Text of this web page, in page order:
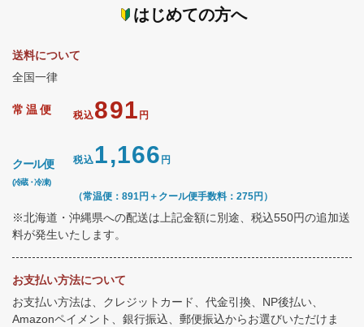
はじめての方へ
送料について
全国一律
常温便 税込891 円
クール便
(冷蔵・冷凍)
税込1,166 円
（常温便：891円＋クール便手数料：275円）
※北海道・沖縄県への配送は上記金額に別途、税込550円の追加送
料が発生いたします。
お支払い方法について
お支払い方法は、クレジットカード、代金引換、NP後払い、
Amazonペイメント、銀行振込、郵便振込からお選びいただけま